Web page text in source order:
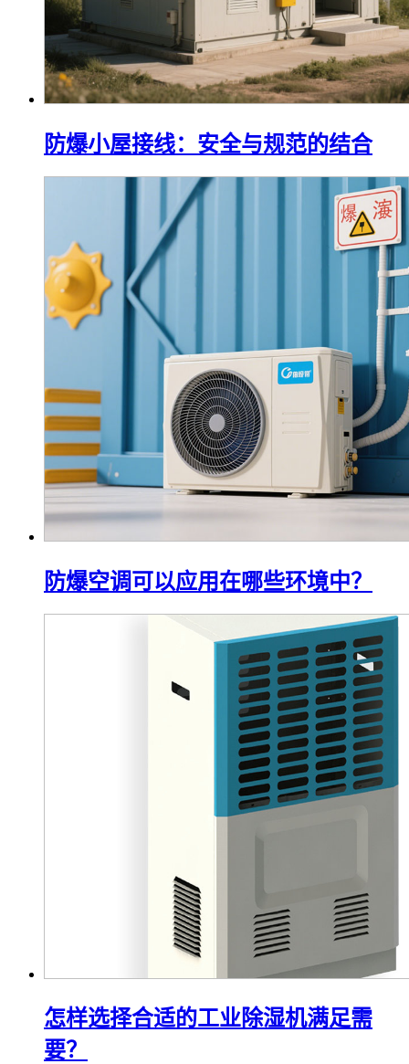
防爆小屋接线：安全与规范的结合
防爆空调可以应用在哪些环境中？
怎样选择合适的工业除湿机满足需
要？